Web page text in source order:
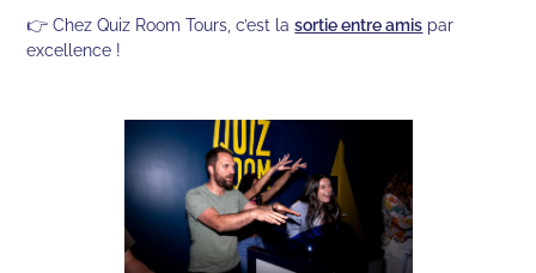
👉 Chez Quiz Room Tours, c’est lasortie entre amis par
excellence !